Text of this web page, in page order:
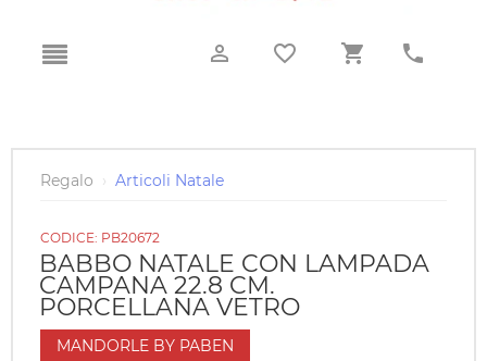
Regalo › Articoli Natale
CODICE: PB20672
BABBO NATALE CON LAMPADA
CAMPANA 22.8 CM.
PORCELLANA VETRO
MANDORLE BY PABEN